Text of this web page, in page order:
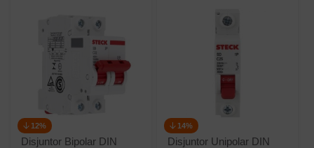
Disjuntor Bipolar DIN
12%
Disjuntor Unipolar DIN
14%